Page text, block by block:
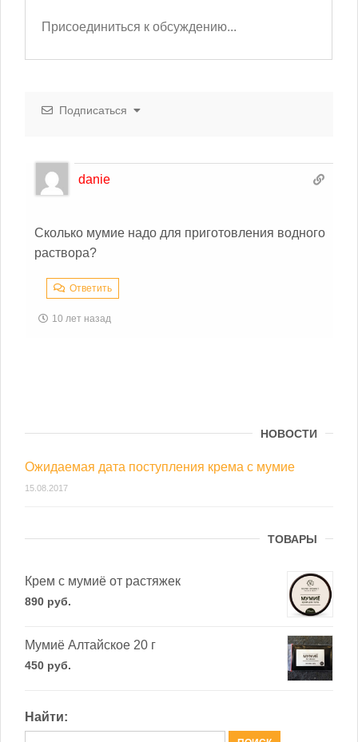
Подписаться
danie
Сколько мумие надо для приготовления водного
раствора?
Ответить
10 лет назад
НОВОСТИ
Ожидаемая дата поступления крема с мумие
15.08.2017
ТОВАРЫ
Крем с мумиё от растяжек
890 руб.
Мумиё Алтайское 20 г
450 руб.
Найти: